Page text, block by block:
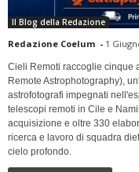
Il Blog della Redazione
Redazione Coelum - 1
Cieli Remoti raccoglie cinque
Remote Astrophotography),
astrofotografi impegnati
telescopi remoti in Cile e
acquisizione e oltre 330
ricerca e lavoro di squadra
cielo profondo.